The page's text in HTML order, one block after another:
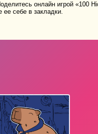
онлайн игрой «100
ее себе в закладки.